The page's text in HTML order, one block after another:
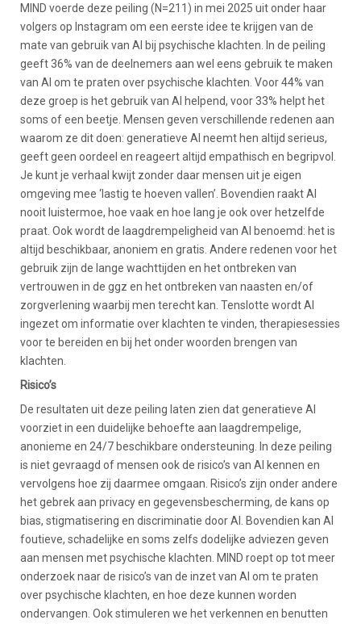
MIND voerde deze peiling (N=211) in mei 2025 uit onder haar
volgers op Instagram om een eerste idee te krijgen van de
mate van gebruik van AI bij psychische klachten. In de peiling
geeft 36% van de deelnemers aan wel eens gebruik te maken
van AI om te praten over psychische klachten. Voor 44% van
deze groep is het gebruik van AI helpend, voor 33% helpt het
soms of een beetje. Mensen geven verschillende redenen aan
waarom ze dit doen: generatieve AI neemt hen altijd serieus,
geeft geen oordeel en reageert altijd empathisch en begripvol.
Je kunt je verhaal kwijt zonder daar mensen uit je eigen
omgeving mee ‘lastig te hoeven vallen’. Bovendien raakt AI
nooit luistermoe, hoe vaak en hoe lang je ook over hetzelfde
praat. Ook wordt de laagdrempeligheid van AI benoemd: het is
altijd beschikbaar, anoniem en gratis. Andere redenen voor het
gebruik zijn de lange wachttijden en het ontbreken van
vertrouwen in de ggz en het ontbreken van naasten en/of
zorgverlening waarbij men terecht kan. Tenslotte wordt AI
ingezet om informatie over klachten te vinden, therapiesessies
voor te bereiden en bij het onder woorden brengen van
klachten.
Risico’s
De resultaten uit deze peiling laten zien dat generatieve AI
voorziet in een duidelijke behoefte aan laagdrempelige,
anonieme en 24/7 beschikbare ondersteuning. In deze peiling
is niet gevraagd of mensen ook de risico’s van AI kennen en
vervolgens hoe zij daarmee omgaan. Risico’s zijn onder andere
het gebrek aan privacy en gegevensbescherming, de kans op
bias, stigmatisering en discriminatie door AI. Bovendien kan AI
foutieve, schadelijke en soms zelfs dodelijke adviezen geven
aan mensen met psychische klachten. MIND roept op tot meer
onderzoek naar de risico’s van de inzet van AI om te praten
over psychische klachten, en hoe deze kunnen worden
ondervangen. Ook stimuleren we het verkennen en benutten